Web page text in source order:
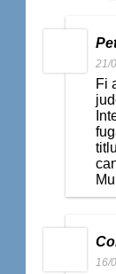
21/
Fi
16/